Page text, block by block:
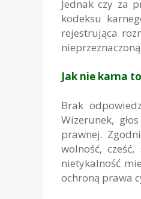
Jednak czy za
kodeksu
rejestrująca
Jak nie karna
Brak
Wizerunek,
prawnej.
wolność,
nietykalność
ochroną prawa